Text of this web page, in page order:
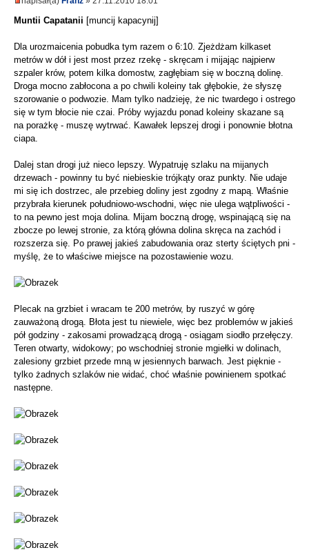
Muntii Capatanii [muncij kapacynij]
Dla urozmaicenia pobudka tym razem o 6:10. Zjeżdżam kilkaset
metrów w dół i jest most przez rzekę - skręcam i mijając najpierw
szpaler krów, potem kilka domostw, zagłębiam się w boczną dolinę.
Droga mocno zabłocona a po chwili koleiny tak głębokie, że słyszę
szorowanie o podwozie. Mam tylko nadzieję, że nic twardego i ostrego
się w tym błocie nie czai. Próby wyjazdu ponad koleiny skazane są
na porażkę - muszę wytrwać. Kawałek lepszej drogi i ponownie błotna
ciapa.
Dalej stan drogi już nieco lepszy. Wypatruję szlaku na mijanych
drzewach - powinny tu być niebieskie trójkąty oraz punkty. Nie udaje
mi się ich dostrzec, ale przebieg doliny jest zgodny z mapą. Właśnie
przybrała kierunek południowo-wschodni, więc nie ulega wątpliwości -
to na pewno jest moja dolina. Mijam boczną drogę, wspinającą się na
zbocze po lewej stronie, za którą główna dolina skręca na zachód i
rozszerza się. Po prawej jakieś zabudowania oraz sterty ściętych pni -
myślę, że to właściwe miejsce na pozostawienie wozu.
Plecak na grzbiet i wracam te 200 metrów, by ruszyć w górę
zauważoną drogą. Błota jest tu niewiele, więc bez problemów w jakieś
pół godziny - zakosami prowadzącą drogą - osiągam siodło przełęczy.
Teren otwarty, widokowy; po wschodniej stronie mgiełki w dolinach,
zalesiony grzbiet przede mną w jesiennych barwach. Jest pięknie -
tylko żadnych szlaków nie widać, choć właśnie powinienem spotkać
następne.